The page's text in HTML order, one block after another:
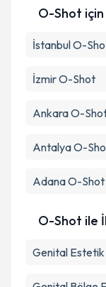
O-Shot
İstanbulO-
İzmirO-Shot
AnkaraO-
AntalyaO-
AdanaO-Shot
O-Shot ile
Genital Estetik